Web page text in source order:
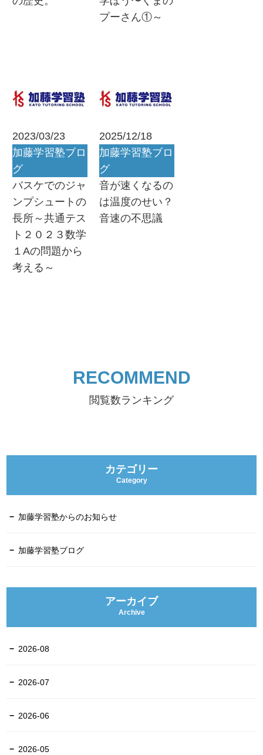
プーさん①～
2023/03/23
加藤学習塾ブロ
グ
バスケでのジャ
ンプシュートの
長所～共通テス
ト２０２３数学
１Aの問題から
考える～
2025/12/18
加藤学習塾ブロ
グ
音が速くなるの
は温度のせい？
音速の不思議
RECOMMEND
閲覧数ランキング
カテゴリー
Category
加藤学習塾からのお知らせ
加藤学習塾ブログ
アーカイブ
Archive
2026-08
2026-07
2026-06
2026-05